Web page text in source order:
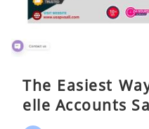
The Easiest
elle Accounts